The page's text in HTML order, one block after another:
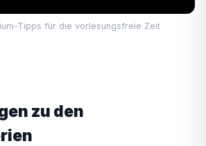
Tipps für die vorlesungsfreie Zeit
zu den